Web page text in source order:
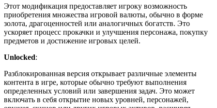
Этот модификация предоставляет игроку возможность
приобретения множества игровой валюты, обычно в форме
золота, драгоценностей или аналогичных богатств. Это
ускоряет процесс прокачки и улучшения персонажа, покупку
предметов и достижение игровых целей.
Unlocked:
Разблокированная версия открывает различные элементы
контента в игре, которые обычно требуют выполнения
определенных условий или завершения задач. Это может
включать в себя открытие новых уровней, персонажей,